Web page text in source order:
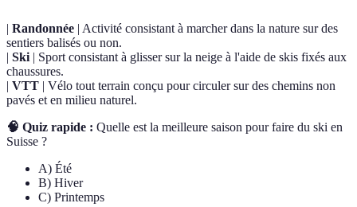
| Randonnée | Activité consistant à marcher dans la nature sur des
sentiers balisés ou non.
| Ski| Sport consistant à glisser sur la neige à l'aide de skis fixés aux
chaussures.
| VTT | Vélo tout terrain conçu pour circuler sur des chemins non
pavés et en milieu naturel.
🧠 Quiz rapide : Quelle est la meilleure saison pour faire du ski en
Suisse ?
A) Été
B) Hiver
C) Printemps